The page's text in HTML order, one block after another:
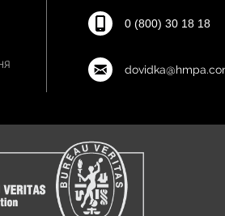
0 (800) 30 18 18